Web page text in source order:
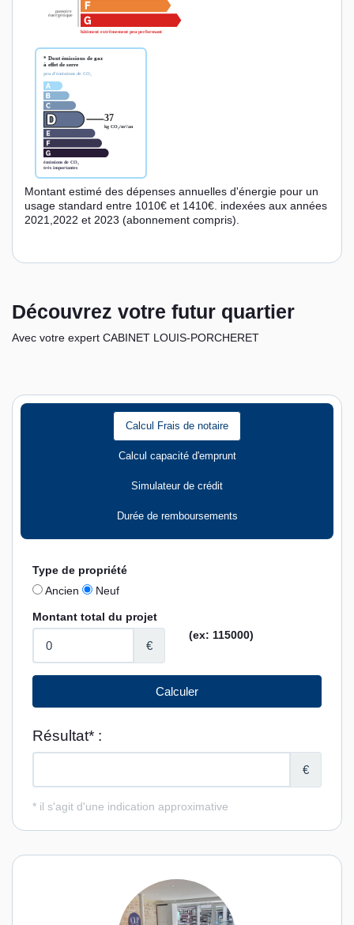
Montant estimé des dépenses annuelles d'énergie pour un
usage standard entre 1010€ et 1410€. indexées aux années
2021,2022 et 2023 (abonnement compris).
Découvrez votre futur quartier
Avec votre expert CABINET LOUIS-PORCHERET
Calcul Frais de notaire
Calcul capacité d'emprunt
Simulateur de crédit
Durée de remboursements